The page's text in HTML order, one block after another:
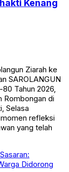
Kenang
Ziarah ke
SAROLANGUN
Tahun 2026,
Rombongan di
Selasa
refleksi
yang telah